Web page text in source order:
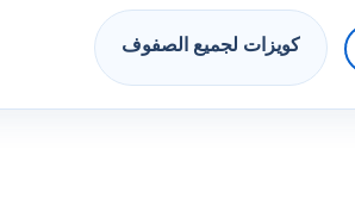
كويزات لجميع الصفوف